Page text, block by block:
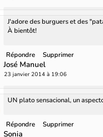
J'adore des burguers et des
À bientôt!
Répondre Supprimer
José Manuel
23 janvier 2014 à 19:06
UN plato sensacional, un
Répondre Supprimer
Sonia